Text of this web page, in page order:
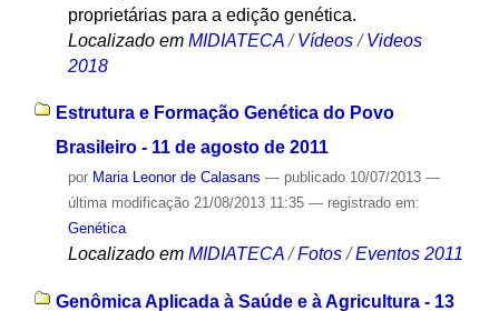
proprietárias para a edição genética.
Localizado em MIDIATECA /Vídeos /Videos
2018
Estrutura e Formação Genética do Povo
Brasileiro - 11 de agosto de 2011
por Maria Leonor de Calasans — publicado10/07/2013 —
última modificação21/08/2013 11:35 — registrado em:
Genética
Localizado em MIDIATECA /Fotos /Eventos 2011
Genômica Aplicada à Saúde e à Agricultura - 13